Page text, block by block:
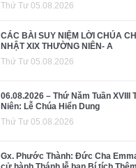
Thứ Tư 05.08.2026
CÁC BÀI SUY NIỆM LỜI CHÚA
NHẬT XIX THƯỜNG NIÊN- A
Thứ Tư 05.08.2026
06.08.2026 – Thứ Năm Tuần XVIII
Niên: Lễ Chúa Hiển Dung
Thứ Tư 05.08.2026
Gx. Phước Thành: Đức Cha